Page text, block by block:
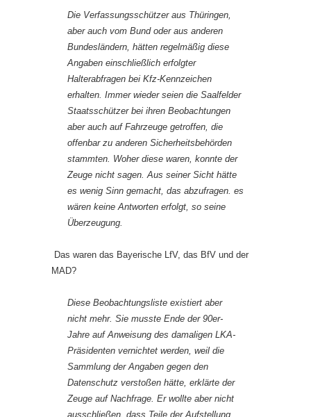
Die Verfassungsschützer aus Thüringen,
aber auch vom Bund oder aus anderen
Bundesländern, hätten regelmäßig diese
Angaben einschließlich erfolgter
Halterabfragen bei Kfz-Kennzeichen
erhalten. Immer wieder seien die Saalfelder
Staatsschützer bei ihren Beobachtungen
aber auch auf Fahrzeuge getroffen, die
offenbar zu anderen Sicherheitsbehörden
stammten. Woher diese waren, konnte der
Zeuge nicht sagen. Aus seiner Sicht hätte
es wenig Sinn gemacht, das abzufragen. es
wären keine Antworten erfolgt, so seine
Überzeugung.
Das waren das Bayerische LfV, das BfV und der
MAD?
Diese Beobachtungsliste existiert aber
nicht mehr. Sie musste Ende der 90er-
Jahre auf Anweisung des damaligen LKA-
Präsidenten vernichtet werden, weil die
Sammlung der Angaben gegen den
Datenschutz verstoßen hätte, erklärte der
Zeuge auf Nachfrage. Er wollte aber nicht
ausschließen, dass Teile der Aufstellung